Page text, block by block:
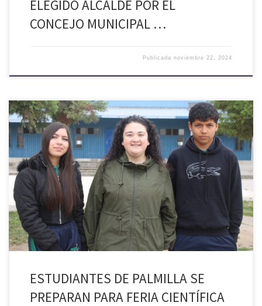
ELEGIDO ALCALDE POR EL
CONCEJO MUNICIPAL …
Publicadanoviembre 22, 2024
“Electro Kura Trafla” es el nombre del proyecto de innovación que
está ejecutando un grupo de estudiantes de la Escuela Margot Loyola
Palacios de Palmilla, que les permitirá representar a Chile y la Región
de O´Higgins en una feria científica internacional que se realizará en
Buenos Aires, Argentina. La academia […]
ESTUDIANTES DE PALMILLA SE
PREPARAN PARA FERIA CIENTÍFICA